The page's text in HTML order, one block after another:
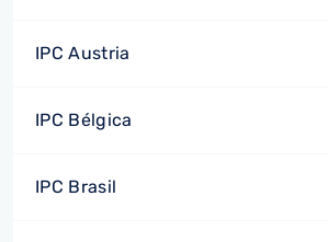
IPC Austria
IPC Bélgica
IPC Brasil